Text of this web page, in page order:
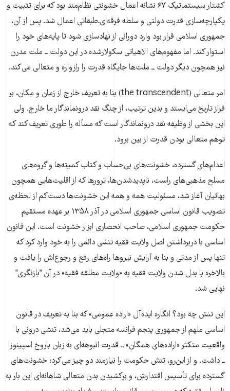
کشتار سیستماتیک ۶۷ نشانه اعمال خشونتی نظام‌مند بود که برای تثبیت و
یکپارچه‌سازی قدرت دولتی و سلطه فرقه‌ای‌ـ‌طبقاتی اعمال شد. پس از آن،
جمهوری اسلامی قرار بود وارد دورانی از نهادسازی شود تا پایه‌های خود را
استوار کند. اما مفهوم‌های الاهیاتی سکولارشده در این دولت ــ ملت مدرن
نیز همچون دیگر دولت ــ ملت‌ها جایگاه قدرت را رازواره و متعالی می‌کند.
امر متعالی (the transcendent) بنا به تعریف خارج از زمان و مکان، بر
فراز تاریخ می‌ایستد و بدین ترتیب، از چنگ نقد درونماندگار ما خارج. ولی
این بخشی از وظیفه نقد درونماندگار است که مسأله را طوری تعریف کند که
توهم متعالی بودن قدرت از بین برود.
اعدام‌های گسترده، خشونت‌های بی‌حساب و کتاب کمیته‌ها و گروه‌های
مسلح مذهبی‌های راست، ناپدیدشدن‌ها، ترورها که از اقلیت‌هایی همچون
بهائیان آغاز شد، مسئولیت همه و همه این خشونت‌ها دست‌کم از لحظه‌ی
تصویب قانون اساسی جمهوری اسلامی در آذر ۱۳۵۸ بر عهده مستقیم
حکومت جمهوری اسلامی، صاحب انحصاری ابزار خشونت است. این قانون
اساسی با دربرداشتن اصل ولایت فقیه تنشی دائمی را به خود وارد کرد که
تنها پس از مدتی و بنا به آرایش نیروها راه‌های رفع و رجوع‌اش را یافت و
بالاخره با بدل شدن ولایت فقیه به «ولایت مطلقه فقیه» در آن "بازنگری"
نهایی شد.
این تنش چه بود؟ انگاره ایده‌آل «اراده عمومی» که بنا به تعریف در قانون
اساسی ملهم از جمهوری پنجم فرانسه متجلی باید می‌شد، تنشی درونی با
واقعیت متکثر «اراده‌های همگان» ــ قدرت انبوهه‌ای به زبان باروخ اسپینوزا
ــ داشت. و از این‌رو، تنش حکومت را نیازمند دو چیز می‌کرد: خشونت‌های
گسترده برای تأسیس اقتدارش، و برکشیدن بدن متعالی شاهانه‌ای این بار به